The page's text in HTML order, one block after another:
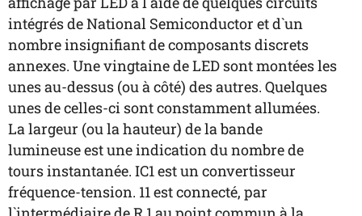
intégrés de National Semiconductor et d`un
nombre insignifiant de composants discrets
annexes. Une vingtaine de LED sont montées les
unes au-dessus (ou à côté) des autres. Quelques
unes de celles-ci sont constamment allumées.
La largeur (ou la hauteur) de la bande
lumineuse est une indication du nombre de
tours instantanée. IC1 est un convertisseur
fréquence-tension. 11 est connecté, par